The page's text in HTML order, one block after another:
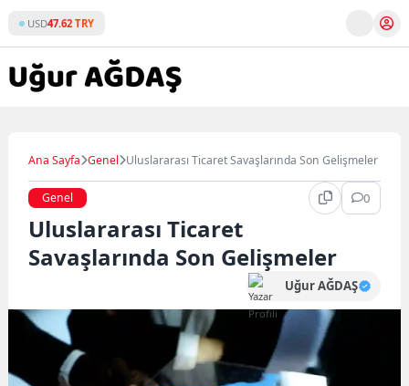
content
USD47.62 TRY
Ana Sayfa Genel Uluslararası Ticaret Savaşlarında Son Gelişmeler
Genel 0
Uluslararası Ticaret
Savaşlarında Son Gelişmeler
Uğur AĞDAŞ